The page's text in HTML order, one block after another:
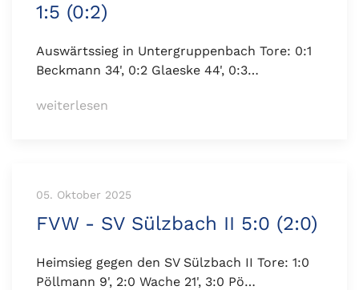
1:5 (0:2)
Auswärtssieg in Untergruppenbach Tore: 0:1
Beckmann 34', 0:2 Glaeske 44', 0:3…
weiterlesen
05. Oktober 2025
FVW - SV Sülzbach II 5:0 (2:0)
Heimsieg gegen den SV Sülzbach II Tore: 1:0
Pöllmann 9', 2:0 Wache 21', 3:0 Pö…